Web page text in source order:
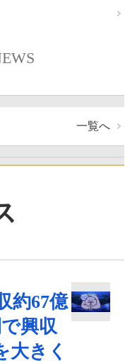
一覧へ
約67億
興収
大きく